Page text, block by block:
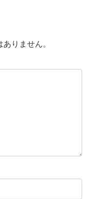
りません。